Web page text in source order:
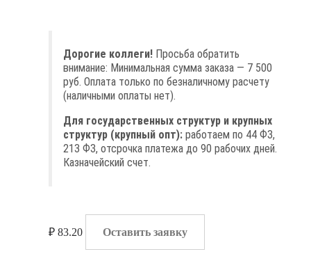
Дорогие коллеги! Просьба обратить
внимание: Минимальная сумма заказа — 7 500
руб. Оплата только по безналичному расчету
(наличными оплаты нет).
Для государственных структур и крупных
структур (крупный опт): работаем по 44 ФЗ,
213 ФЗ, отсрочка платежа до 90 рабочих дней.
Казначейский счет.
₽ 83.20 Оставить заявку